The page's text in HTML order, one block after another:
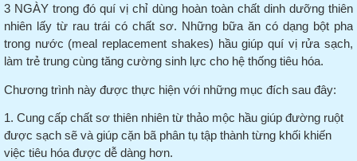
3 NGÀY trong đó quí vị chỉ dùng hoàn toàn chất dinh dưỡng thiên
nhiên lấy từ rau trái có chất sơ. Những bữa ăn có dạng bột pha
trong nước (meal replacement shakes) hầu giúp quí vị rửa sạch,
làm trẻ trung cùng tăng cường sinh lực cho hệ thống tiêu hóa.
Chương trình này được thực hiện với những mục đích sau đây:
1. Cung cấp chất sơ thiên nhiên từ thảo mộc hầu giúp đường ruột
được sạch sẽ và giúp cặn bã phân tụ tập thành từng khối khiến
việc tiêu hóa được dễ dàng hơn.